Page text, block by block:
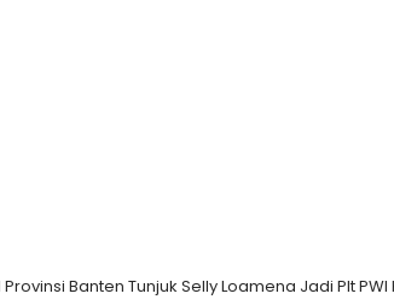
Provinsi Banten Tunjuk Selly Loamena Jadi Plt